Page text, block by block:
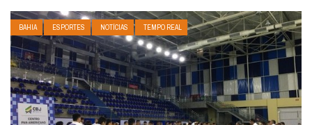
BAHIA ESPORTES NOTÍCIAS TEMPO REAL